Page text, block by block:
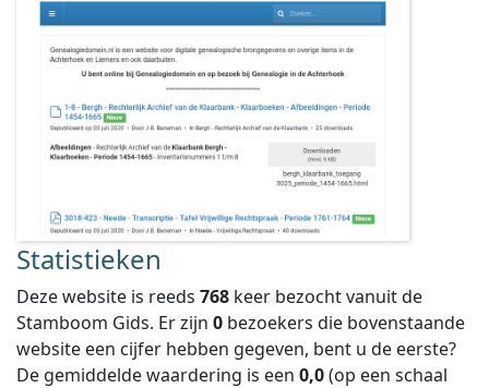
Statistieken
Deze website is reeds 768 keer bezocht vanuit de
Stamboom Gids. Er zijn 0 bezoekers die bovenstaande
website een cijfer hebben gegeven, bent u de eerste?
De gemiddelde waardering is een 0,0(op een schaal